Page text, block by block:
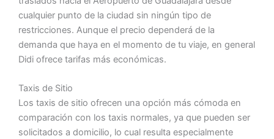
cualquier punto de la ciudad sin ningún tipo de
restricciones. Aunque el precio dependerá de la
demanda que haya en el momento de tu viaje, en general
Didi ofrece tarifas más económicas.
Taxis de Sitio
Los taxis de sitio ofrecen una opción más cómoda en
comparación con los taxis normales, ya que pueden ser
solicitados a domicilio, lo cual resulta especialmente